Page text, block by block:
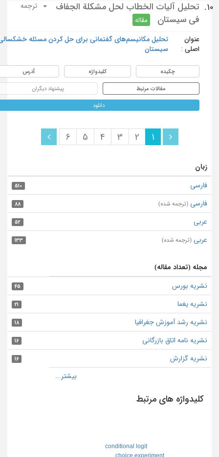
10.
تحليل آليات الخطاب لحل مشكلة الجفاف
في سيستان
مقاله
ترجمه
عنوان
اصلی :
تحلیل مکانیسم‌های گفتمانی برای حل کردن مسئله خشکسالی
سیستان
چکیده کلیدواژه آدرس
مقالات مرتبط پیشنهاد دیگران
دانلود
1
2
3
4
5
6
زبان
فارسی 510
فارسی (ترجمه شده) 88
عربی 52
عربی (ترجمه شده) 133
مجله (تعداد مقاله)
نشریه بورس 45
نشریه یغما 21
نشریه رشد آموزش جغرافیا 18
نشریه نامه اتاق بازرگانی 16
نشریه گزارش 16
کلیدواژه های مرتبط
choice experiment
conditional logit